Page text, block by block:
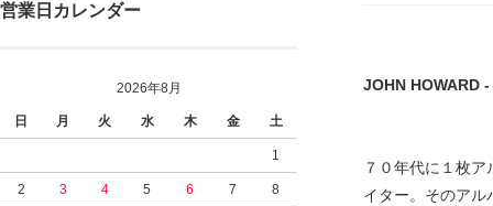
営業日カレンダー
2026年8月
日 月 火 水 木 金 土
1
2 3 4 5 6 7 8
JOHN HOWARD
７０年代に１枚
イター。そのア